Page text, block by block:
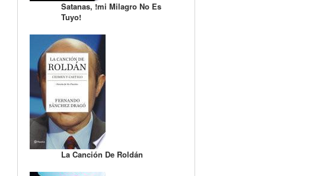
Satanas, !mi Milagro No Es
Tuyo!
La Canción De Roldán